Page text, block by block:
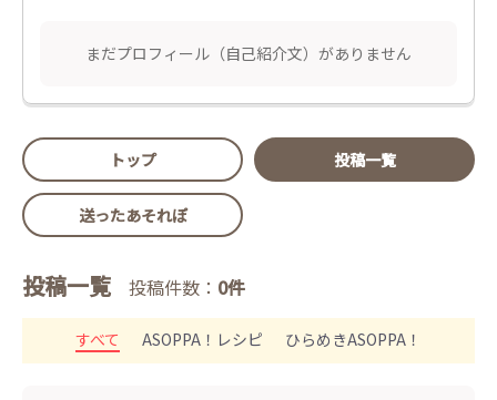
まだプロフィール（自己紹介文）がありません
トップ 投稿一覧
送ったあそれぽ
投稿一覧 投稿件数： 0件
すべて ASOPPA！レシピ ひらめきASOPPA！